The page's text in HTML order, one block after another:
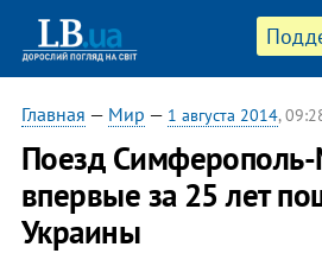
Главная — Мир — 1 августа 2014,
Поезд
впервые за 25 лет
Украины